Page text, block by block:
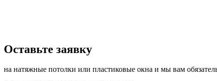
­Оставьте заявку
на натяжные потолки или пластиковые окна и мы вам